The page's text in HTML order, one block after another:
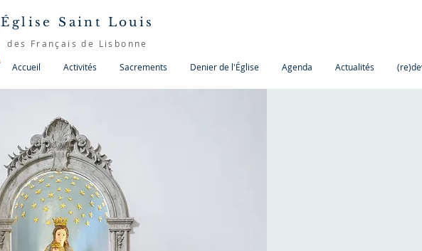
Accueil Activités Sacrements Denier de l'Église Agenda Actualités
Église Saint Louis
des Français de Lisbonne